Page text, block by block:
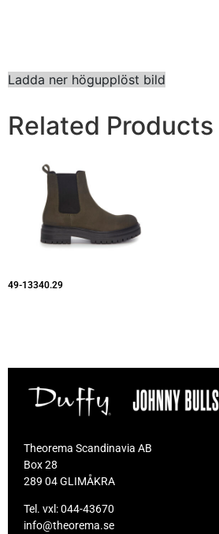
Ladda ner högupplöst bild
Related Products
49-13340.29
Theorema Scandinavia AB
Box 28
289 04 GLIMÅKRA
Tel. vxl:044-43670
info@theorema.se